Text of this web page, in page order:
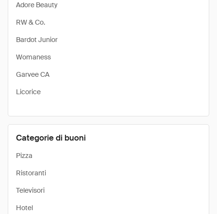
Adore Beauty
RW & Co.
Bardot Junior
Womaness
Garvee CA
Licorice
Categorie di buoni
Pizza
Ristoranti
Televisori
Hotel